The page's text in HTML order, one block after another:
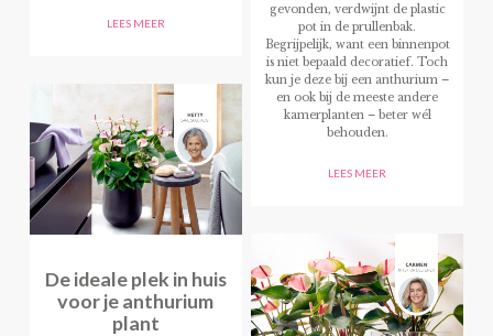
LEES MEER
De ideale plek in huis
voor je anthurium
plant
gevonden, verdwijnt de plastic
pot in de prullenbak.
Begrijpelijk, want een binnenpot
is niet bepaald decoratief. Toch
kun je deze bij een anthurium –
en ook bij de meeste andere
kamerplanten – beter wél
behouden.
LEES MEER